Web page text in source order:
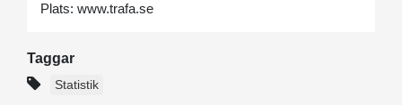
Plats: www.trafa.se
Taggar
Statistik